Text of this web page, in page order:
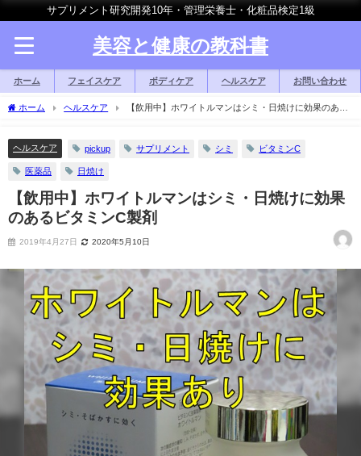
サプリメント研究開発10年・管理栄養士・化粧品検定1級
美容と健康の教科書
ホーム フェイスケア ボディケア ヘルスケア お問い合わせ
ホーム ヘルスケア
【飲用中】ホワイトルマンはシミ・日焼けに効果のある
ヘルスケア pickup サプリメント シミ ビタミンC
医薬品 日焼け
【飲用中】ホワイトルマンはシミ・日焼けに効果
のあるビタミンC製剤
2019年4月27日 2020年5月10日